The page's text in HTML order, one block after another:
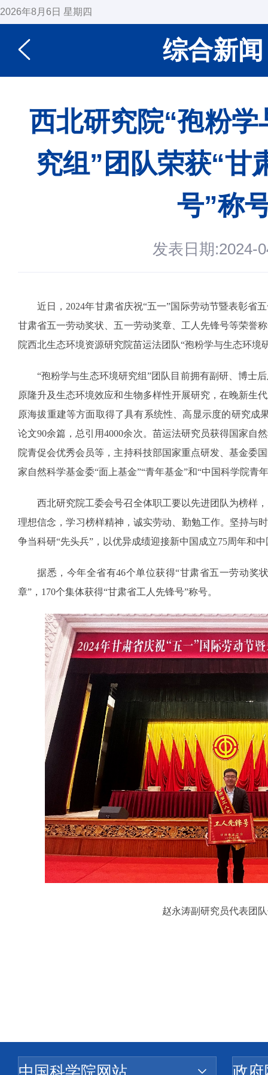
2026年8月6日 星期四
综合新闻
西北研究院“孢粉
究组”团队荣获“甘
号”称
发表日期:2024-
近日，2024年甘肃省庆祝“五一”国际劳动节暨表彰省
甘肃省五一劳动奖状、五一劳动奖章、工人先锋号等荣誉
院西北生态环境资源研究院苗运法团队“孢粉学与生态环境
“孢粉学与生态环境研究组”团队目前拥有副研、博士
原隆升及生态环境效应和生物多样性开展研究，在晚新生
原海拔重建等方面取得了具有系统性、高显示度的研究成
论文90余篇，总引用4000余次。苗运法研究员获得国家自
院青促会优秀会员等，主持科技部国家重点研发、基金委
家自然科学基金委“面上基金”“青年基金”和“中国科学院青
西北研究院工委会号召全体职工要以先进团队为榜样
理想信念，学习榜样精神，诚实劳动、勤勉工作。坚持与
争当科研“先头兵”，以优异成绩迎接新中国成立75周年和
据悉，今年全省有46个单位获得“甘肃省五一劳动奖
章”，170个集体获得“甘肃省工人先锋号”称号。
赵永涛副研究员代表团